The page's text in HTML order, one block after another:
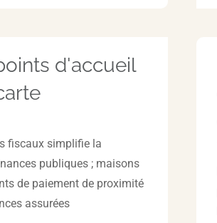
d'accueil
fiscaux simplifie la
publiques ; maisons
de paiement de proximité
assurées